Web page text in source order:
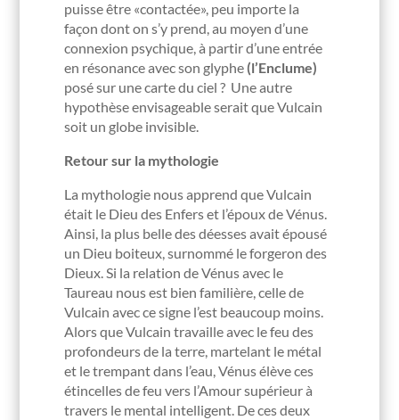
puisse être «contactée», peu importe la
façon dont on s’y prend, au moyen d’une
connexion psychique, à partir d’une entrée
en résonance avec son glyphe (l’Enclume)
posé sur une carte du ciel ? Une autre
hypothèse envisageable serait que Vulcain
soit un globe invisible.
Retour sur la mythologie
La mythologie nous apprend que Vulcain
était le Dieu des Enfers et l’époux de Vénus.
Ainsi, la plus belle des déesses avait épousé
un Dieu boiteux, surnommé le forgeron des
Dieux. Si la relation de Vénus avec le
Taureau nous est bien familière, celle de
Vulcain avec ce signe l’est beaucoup moins.
Alors que Vulcain travaille avec le feu des
profondeurs de la terre, martelant le métal
et le trempant dans l’eau, Vénus élève ces
étincelles de feu vers l’Amour supérieur à
travers le mental intelligent. De ces deux